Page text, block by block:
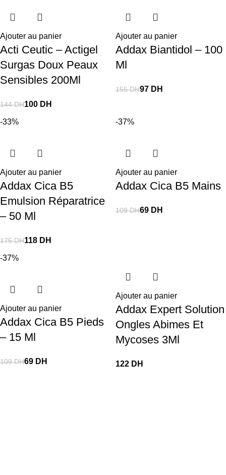
Ajouter au panier
Acti Ceutic – Actigel
Surgas Doux Peaux
Sensibles 200Ml
144DH100 DH
Ajouter au panier
Addax Biantidol – 100
Ml
155DH97 DH
-33%
Ajouter au panier
Addax Cica B5
Emulsion Réparatrice
– 50 Ml
175DH118 DH
-37%
Ajouter au panier
Addax Cica B5 Mains
109DH69 DH
-37%
Ajouter au panier
Addax Cica B5 Pieds
– 15 Ml
109DH69 DH
Ajouter au panier
Addax Expert Solution
Ongles Abimes Et
Mycoses 3Ml
DH